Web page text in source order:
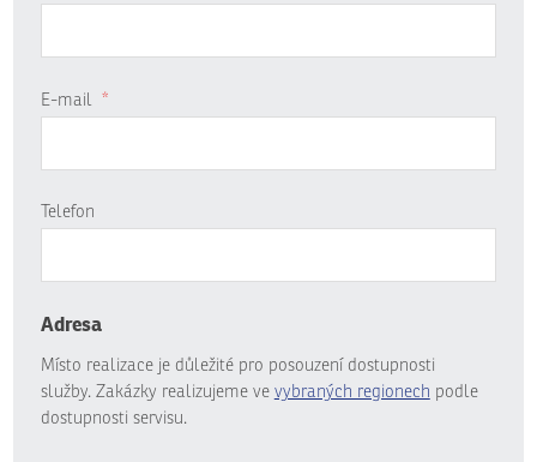
E-mail *
Telefon
Adresa
Místo realizace je důležité pro posouzení dostupnosti
služby. Zakázky realizujeme ve vybraných regionech podle
dostupnosti servisu.